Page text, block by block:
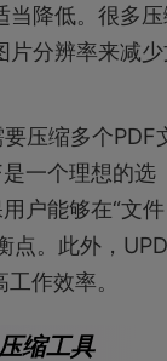
当降低。很多
片分辨率来减
压缩多个PDF
一个理想的选
户能够在“文件
点。此外，
工作效率。
缩工具